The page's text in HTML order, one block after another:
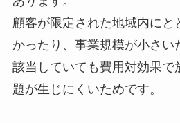
顧客が限定された地域内にと
かったり、事業規模が小さい
該当していても費用対効果で
題が生じにくいためです。